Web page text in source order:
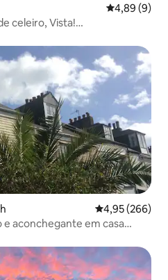
4,89 de uma
4,89 (9)
celeiro, Vista!
4,95 de uma
4,95 (266)
aconchegante em casa